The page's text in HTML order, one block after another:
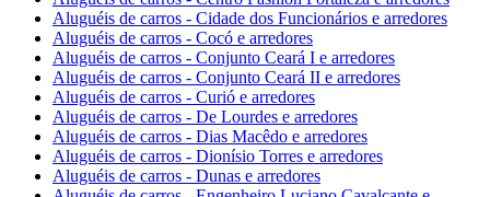
Aluguéis de carros - Cidade dos Funcionários e arredores
Aluguéis de carros - Cocó e arredores
Aluguéis de carros - Conjunto Ceará I e arredores
Aluguéis de carros - Conjunto Ceará II e arredores
Aluguéis de carros - Curió e arredores
Aluguéis de carros - De Lourdes e arredores
Aluguéis de carros - Dias Macêdo e arredores
Aluguéis de carros - Dionísio Torres e arredores
Aluguéis de carros - Dunas e arredores